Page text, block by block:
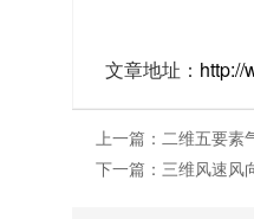
文章地址： http://
上一篇： 二维五要素
下一篇： 三维风速风